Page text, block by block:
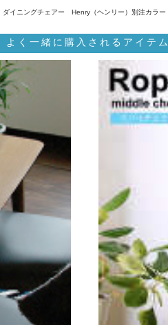
ダイニングチェアー Henry（ヘンリー）別注カラー
よく一緒に購入されるアイテム